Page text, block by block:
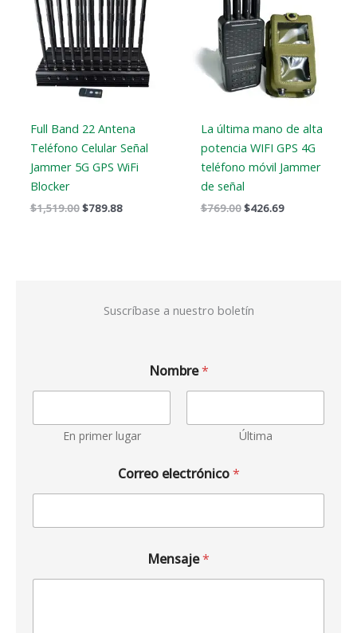
Full Band 22 Antena
Teléfono Celular Señal
Jammer 5G GPS WiFi
Blocker
$1,519.00
$1,519.00.
$789.88
$789.88.
La última mano de alta
potencia WIFI GPS 4G
teléfono móvil Jammer
de señal
$769.00
$769.00.
$426.69
$426.69.
Suscríbase a nuestro boletín
Nombre*
En primer lugar Última
Correo electrónico*
Mensaje*